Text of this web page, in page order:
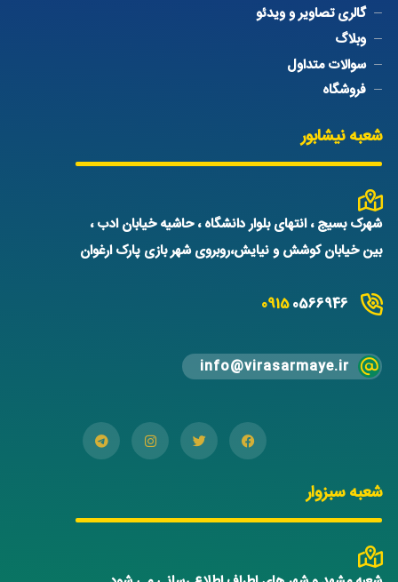
گالری تصاویر و ویدئو
وبلاگ
سوالات متداول
فروشگاه
شعبه نیشابور
شهرک بسیج ، انتهای بلوار دانشگاه ، حاشیه خیابان ادب ،
بین خیابان کوشش و نیایش،روبروی شهر بازی پارک ارغوان
09150566946
info@virasarmaye.ir
شعبه سبزوار